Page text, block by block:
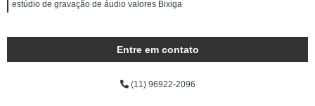
estúdio de gravação de áudio valores Bixiga
Entre em contato
(11) 96922-2096